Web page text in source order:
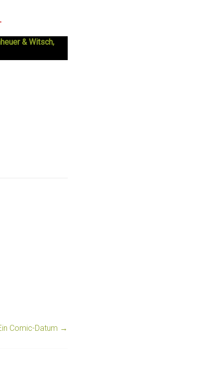
& Witsch,
Comic-Datum →